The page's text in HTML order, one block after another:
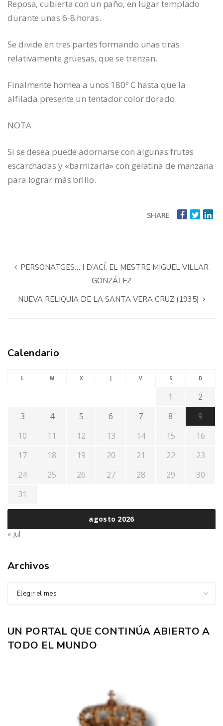
Reposa, cubierta con un paño, en lugar templado
durante unas 6-8 horas.
Se divide en tres partes formando unas tiras
relativamente gruesas, que se trenzan.
Finalmente hornea a unos 180º C hasta que la
alfilada presente un tentador color dorado.
NOTA
Si se desea puede adornarse con algunas frutas
escarchadas y «barnizarla» con gelatina de manzana
para lograr más brillo.
SHARE
PERSONATGES… I D’ACÍ: EL MESTRE MIGUEL VILLAR
GONZÁLEZ
NUEVA RELIQUIA DE LA SANTA VERA CRUZ (1935)
Calendario
agosto 2026
L M X J V S D
1
2
3
4 5 6 7 8
9
10
11 12 13 14 15
16
17
18 19 20 21 22
23
24
25 26 27 28 29
30
31
« Jul
Archivos
Elegir el mes
UN PORTAL QUE CONTINÚA ABIERTO A
TODO EL MUNDO